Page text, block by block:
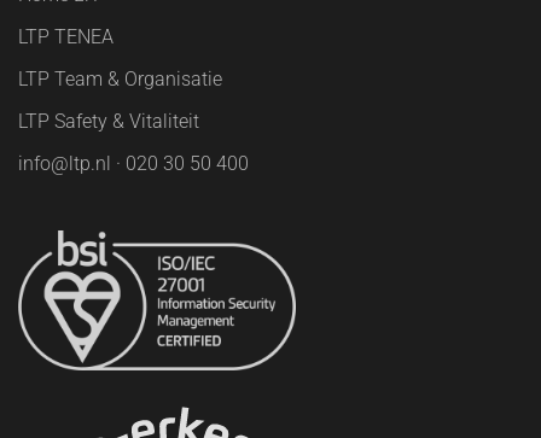
LTP TENEA
LTP Team & Organisatie
LTP Safety & Vitaliteit
info@ltp.nl · 020 30 50 400